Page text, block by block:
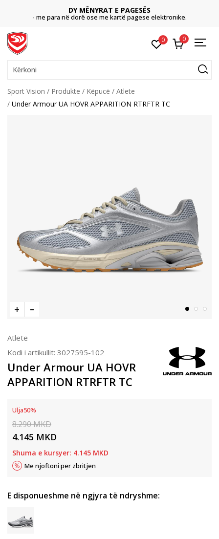
DY MËNYRAT E PAGESËS
- me para në dorë ose me kartë pagese elektronike.
0 0
Kërkoni
Sport Vision Produkte Këpucë
Atlete
Under Armour UA HOVR APPARITION RTRFTR TC
Atlete
Kodi i artikullit: 3027595-102
Under Armour UA HOVR
APPARITION RTRFTR TC
Ulja50%
8.290MKD
4.145 MKD
Shuma e kursyer: 4.145 MKD
Më njoftoni për zbritjen
E disponueshme në ngjyra të ndryshme: